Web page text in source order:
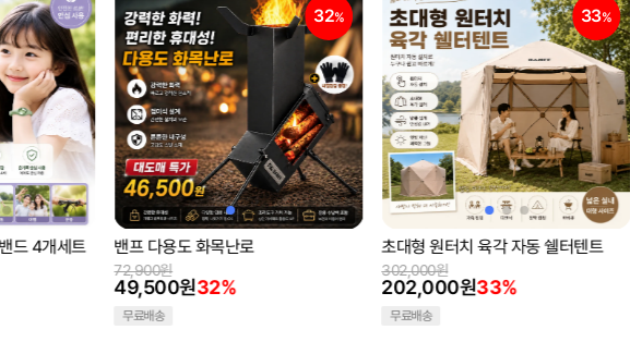
32% 33%
초대형 원터치 육각 자동 쉘터텐트
202,000원33%
302,000원
무료배송
25%
캠핑의자 롱 릴렉스체어 특대 휴대용
접이식 의자 경량 피크닉 릴렉스 체어
야외의자 낚시의자
32,900원
43,900원